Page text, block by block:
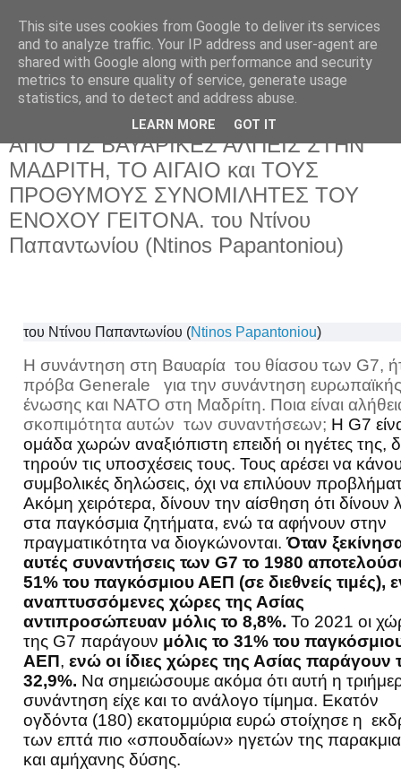
Δευτέρα 11 Ιουλίου 2022
ΑΠΟ ΤΙΣ ΒΑΥΑΡΙΚΕΣ ΑΛΠΕΙΣ ΣΤΗΝ
ΜΑΔΡΙΤΗ, ΤΟ ΑΙΓΑΙΟ και ΤΟΥΣ
ΠΡΟΘΥΜΟΥΣ ΣΥΝΟΜΙΛΗΤΕΣ ΤΟΥ
ΕΝΟΧΟΥ ΓΕΙΤΟΝΑ. του Ντίνου
Παπαντωνίου (Ntinos Papantoniou)
του Ντίνου Παπαντωνίου (Ntinos Papantoniou)
Η συνάντηση στη Βαυαρία του θίασου των G7,
πρόβα Generale για την συνάντηση ευρωπαϊκής
ένωσης και ΝΑΤΟ στη Μαδρίτη. Ποια είναι
σκοπιμότητα αυτών των συναντήσεων; Η G7
ομάδα χωρών αναξιόπιστη επειδή οι ηγέτες της,
τηρούν τις υποσχέσεις τους. Τους αρέσει να
συμβολικές δηλώσεις, όχι να επιλύουν
Ακόμη χειρότερα, δίνουν την αίσθηση ότι δίνουν
στα παγκόσμια ζητήματα, ενώ τα αφήνουν στην
πραγματικότητα να διογκώνονται.Όταν
αυτές συναντήσεις των G7 το 1980
51% του παγκόσμιου ΑΕΠ (σε διεθνείς τιμές),
αναπτυσσόμενες χώρες της Ασίας
αντιπροσώπευαν μόλις το 8,8%. Το 2021 οι
της G7 παράγουν μόλις το 31% του
ΑΕΠ, ενώ οι ίδιες χώρες της Ασίας παράγουν
32,9%. Να σημειώσουμε ακόμα ότι αυτή η
συνάντηση είχε και το ανάλογο τίμημα. Εκατόν
ογδόντα (180) εκατομμύρια ευρώ στοίχησε η
των επτά πιο «σπουδαίων» ηγετών της
και αμήχανης δύσης.
This site uses cookies from Google to deliver its services
and to analyze traffic. Your IP address and user-agent are
shared with Google along with performance and security
metrics to ensure quality of service, generate usage
statistics, and to detect and address abuse.
LEARN MORE GOT IT